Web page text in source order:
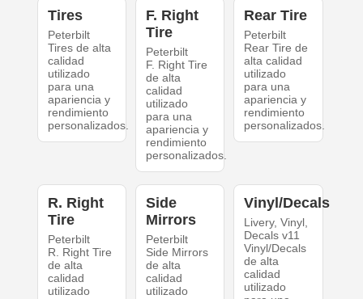
Tires
Peterbilt
Tires de alta
calidad
utilizado
para una
apariencia y
rendimiento
personalizados.
F. Right
Tire
Peterbilt
F. Right Tire
de alta
calidad
utilizado
para una
apariencia y
rendimiento
personalizados.
Rear Tire
Peterbilt
Rear Tire de
alta calidad
utilizado
para una
apariencia y
rendimiento
personalizados.
R. Right
Tire
Peterbilt
R. Right Tire
de alta
calidad
utilizado
Side
Mirrors
Peterbilt
Side Mirrors
de alta
calidad
utilizado
Vinyl/Decals
Livery, Vinyl,
Decals v11
Vinyl/Decals
de alta
calidad
utilizado